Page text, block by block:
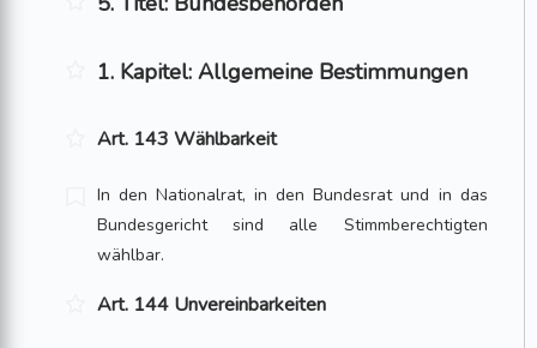
1. Kapitel: Allgemeine Bestimmungen
Art. 143 Wählbarkeit
In den Nationalrat, in den Bundesrat und in das
Bundesgericht sind alle Stimmberechtigten
wählbar.
Art. 144 Unvereinbarkeiten